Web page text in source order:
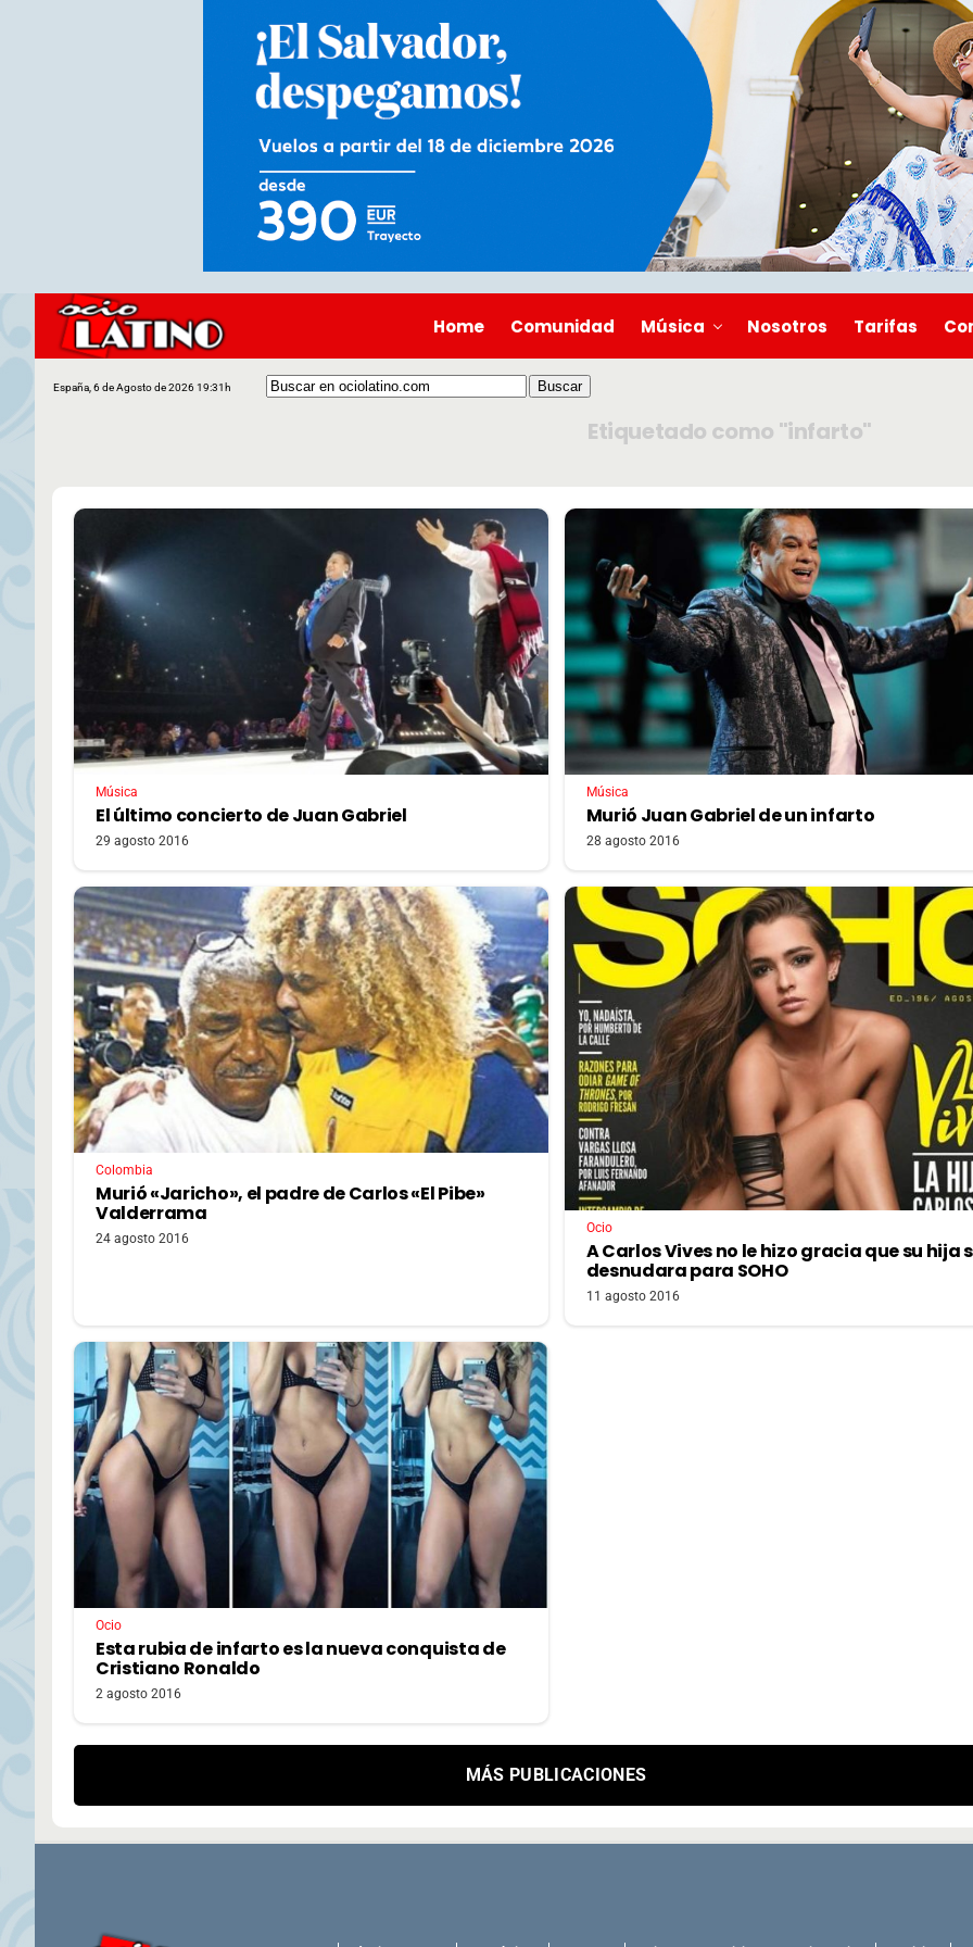
Home Comunidad Música Nosotros Tarifas
España, 6 de Agosto de 2026 19:31h
Etiquetado como "infarto"
Música
El último concierto de Juan Gabriel
29 agosto 2016
Música
Murió Juan Gabriel de un infarto
28 agosto 2016
Colombia
Murió «Jaricho», el padre de Carlos «El Pibe»
Valderrama
24 agosto 2016
Ocio
A Carlos Vives no le hizo gracia que su hija
desnudara para SOHO
11 agosto 2016
Ocio
Esta rubia de infarto es la nueva conquista de
Cristiano Ronaldo
2 agosto 2016
MÁS PUBLICACIONES